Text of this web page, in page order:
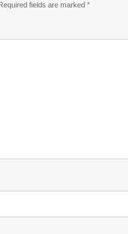
fields are marked *